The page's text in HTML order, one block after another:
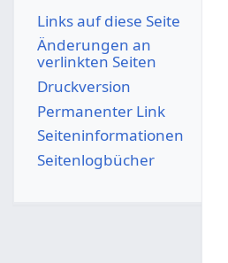
Links auf diese Seite
Änderungen an
verlinkten Seiten
Druckversion
Permanenter Link
Seiten­­informationen
Seitenlogbücher